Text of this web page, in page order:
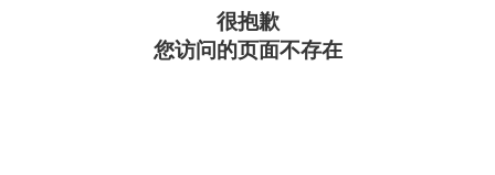
很抱歉
您访问的页面不存在